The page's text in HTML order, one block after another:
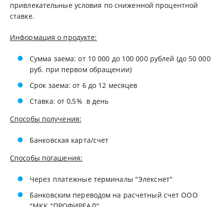
привлекательные условия по сниженной процентной
ставке.
Информация о продукте:
Сумма заема: от 10 000 до 100 000 рублей (до 50 000
руб. при первом обращении)
Срок заема: от 6 до 12 месяцев
Ставка: от 0,5% в день
Способы получения:
Банковская карта/счет
Способы погашения:
Через платежные терминалы "Элекснет"
Банковским переводом на расчетный счет ООО